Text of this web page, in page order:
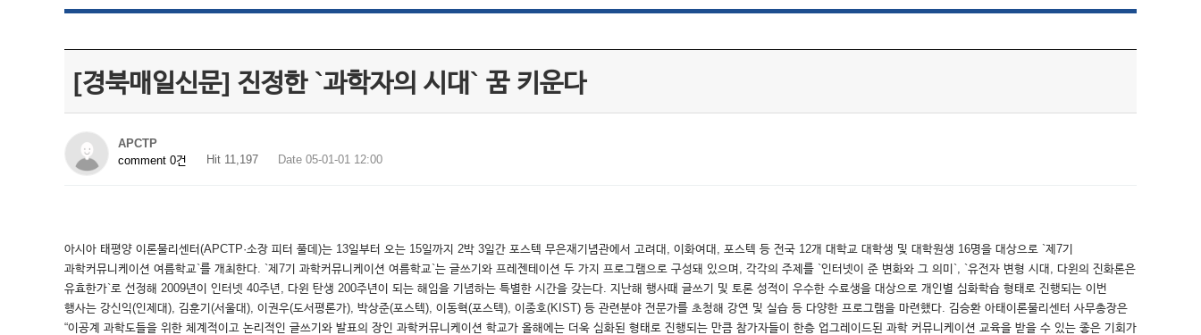
[경북매일신문] 진정한 `과학자의 시대` 꿈 키운다
APCTP
comment 0건
Hit 11,197 Date 05-01-01 12:00
아시아 태평양 이론물리센터(APCTP·소장 피터 풀데)는 13일부터 오는 15일까지 2박 3일간 포스텍 무은재기념관에서 고려대, 이화여대, 포스텍 등 전국 12개 대학교 대학생 및 대학원생 16명을 대상으로 `제7기
과학커뮤니케이션 여름학교`를 개최한다. `제7기 과학커뮤니케이션 여름학교`는 글쓰기와 프레젠테이션 두 가지 프로그램으로 구성돼 있으며, 각각의 주제를 `인터넷이 준 변화와 그 의미`, `유전자 변형 시대, 다윈의 진화론은
유효한가`로 선정해 2009년이 인터넷 40주년, 다윈 탄생 200주년이 되는 해임을 기념하는 특별한 시간을 갖는다. 지난해 행사때 글쓰기 및 토론 성적이 우수한 수료생을 대상으로 개인별 심화학습 형태로 진행되는 이번
행사는 강신익(인제대), 김훈기(서울대), 이권우(도서평론가), 박상준(포스텍), 이동혁(포스텍), 이종호(KIST) 등 관련분야 전문가를 초청해 강연 및 실습 등 다양한 프로그램을 마련했다. 김승환 아태이론물리센터 사무총장은
“이공계 과학도들을 위한 체계적이고 논리적인 글쓰기와 발표의 장인 과학커뮤니케이션 학교가 올해에는 더욱 심화된 형태로 진행되는 만큼 참가자들이 한층 업그레이드된 과학 커뮤니케이션 교육을 받을 수 있는 좋은 기회가